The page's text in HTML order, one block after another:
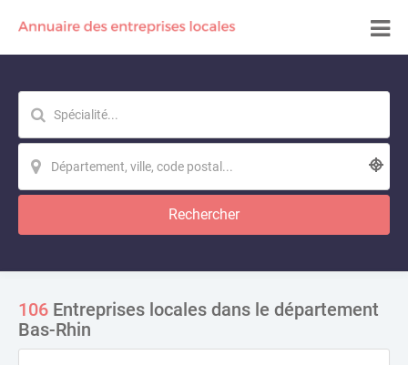
Rechercher
106 Entreprises locales dans le département
Bas-Rhin